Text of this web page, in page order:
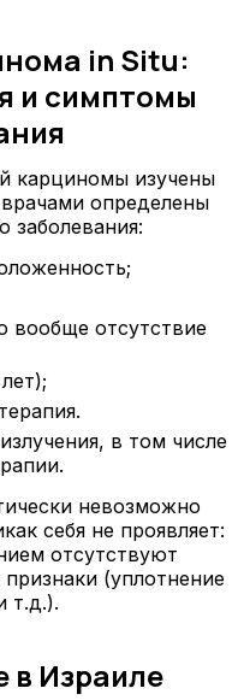
in Situ:
и симптомы
карциномы изучены
определены
заболевания:
вообще отсутствие
в том числе
невозможно
себя не проявляет:
отсутствуют
(уплотнение
т.д.).
в Израиле